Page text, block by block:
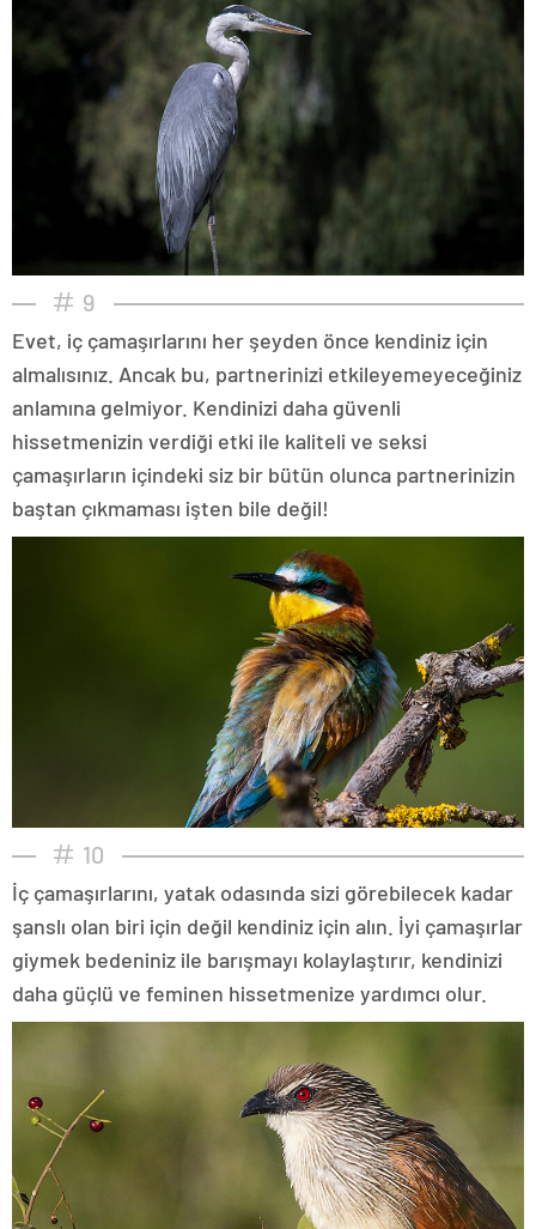
9
Evet, iç çamaşırlarını her şeyden önce kendiniz için
almalısınız. Ancak bu, partnerinizi etkileyemeyeceğiniz
anlamına gelmiyor. Kendinizi daha güvenli
hissetmenizin verdiği etki ile kaliteli ve seksi
çamaşırların içindeki siz bir bütün olunca partnerinizin
baştan çıkmaması işten bile değil!
10
İç çamaşırlarını, yatak odasında sizi görebilecek kadar
şanslı olan biri için değil kendiniz için alın. İyi çamaşırlar
giymek bedeniniz ile barışmayı kolaylaştırır, kendinizi
daha güçlü ve feminen hissetmenize yardımcı olur.